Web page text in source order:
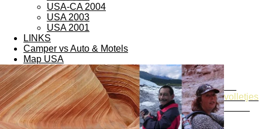
USA-CA 2004
USA 2003
USA 2001
LINKS
Camper vs Auto & Motels
Map USA
volletjes